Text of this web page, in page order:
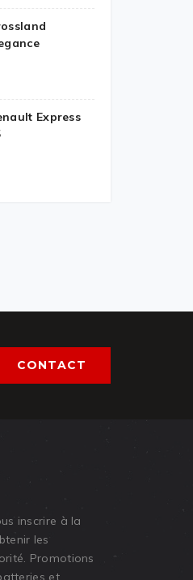
Express
CONTACT
inscrire à la
les
Promotions
et